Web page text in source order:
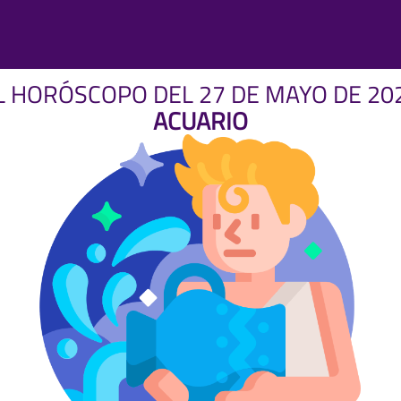
HORÓSCOPO DEL 27 DE MAYO DE
ACUARIO